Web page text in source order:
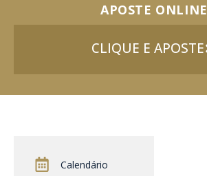
b
e
APOSTE ONLINE
CLIQUE E APOSTE
Calendário